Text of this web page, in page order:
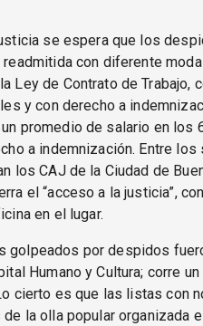
se espera que los
con diferente
Ley de Contrato de
y con derecho a
promedio de salario en
a indemnización. Entre
los CAJ de la Ciudad de
el “acceso a la justicia”,
en el lugar.
golpeados por despidos
Humano y Cultura; corre
cierto es que las listas con
la olla popular organizada